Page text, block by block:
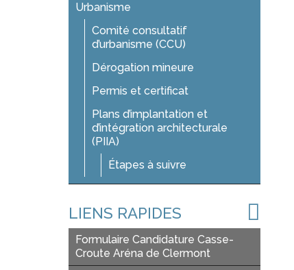
Urbanisme
Comité consultatif
d’urbanisme (CCU)
Dérogation mineure
Permis et certificat
Plans d’implantation et
d’intégration architecturale
(PIIA)
Étapes à suivre
LIENS RAPIDES
Formulaire Candidature Casse-
Croute Aréna de Clermont